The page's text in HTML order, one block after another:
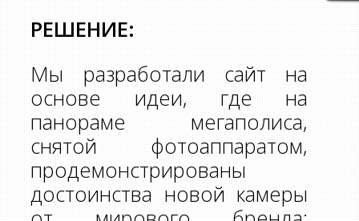
РЕШЕНИЕ:
Мы разработали сайт на
основе идеи, где на
панораме мегаполиса,
снятой фотоаппаратом,
продемонстрированы
достоинства новой камеры